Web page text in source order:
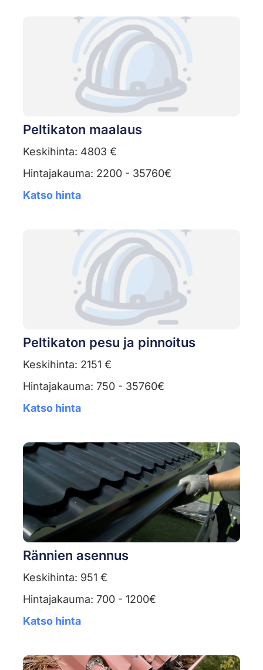
Peltikaton maalaus
Keskihinta: 4803 €
Hintajakauma: 2200 - 35760€
Katso hinta
Peltikaton pesu ja pinnoitus
Keskihinta: 2151 €
Hintajakauma: 750 - 35760€
Katso hinta
Rännien asennus
Keskihinta: 951 €
Hintajakauma: 700 - 1200€
Katso hinta